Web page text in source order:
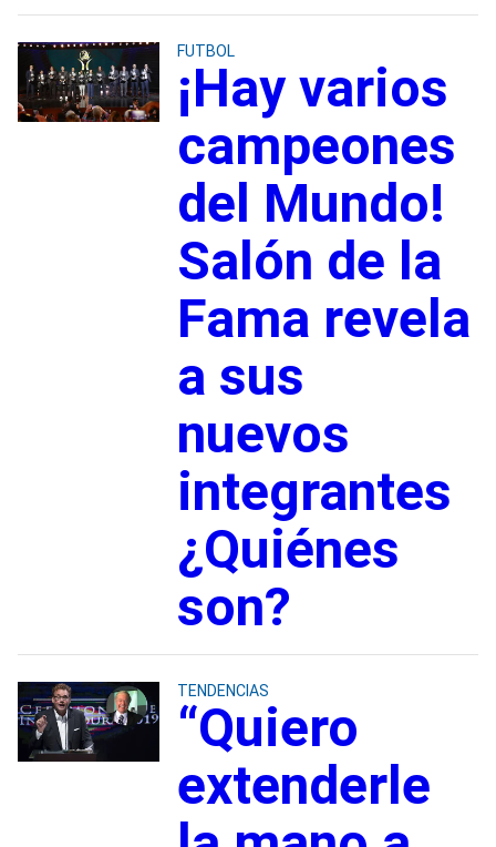
FUTBOL
¡Hay varios
campeones
del Mundo!
Salón de la
Fama revela
a sus
nuevos
integrantes
¿Quiénes
son?
TENDENCIAS
“Quiero
extenderle